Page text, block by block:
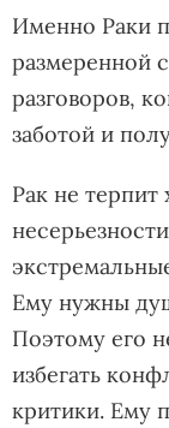
Именно Раки
размеренной
разговоров,
заботой и
Рак не терпит
Ему нужны
Поэтому его
избегать
критики. Ему